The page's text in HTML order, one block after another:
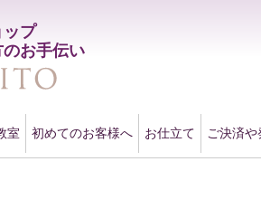
ップ
お手伝い
室 初めてのお客様へ お仕立て ご決済や